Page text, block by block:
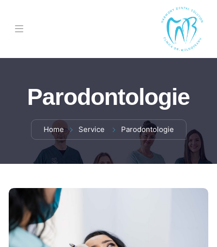
Parodontologie
Home Service Parodontologie